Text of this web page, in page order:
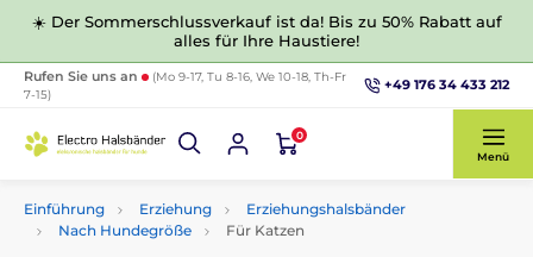
☀️ Der Sommerschlussverkauf ist da! Bis zu 50% Rabatt auf
alles für Ihre Haustiere!
Rufen Sie uns an
(Mo 9-17, Tu 8-16, We 10-18, Th-Fr
7-15)
+49 176 34 433 212
0
Menü
Einführung Erziehung
Erziehungshalsbänder
Nach Hundegröße
Für Katzen